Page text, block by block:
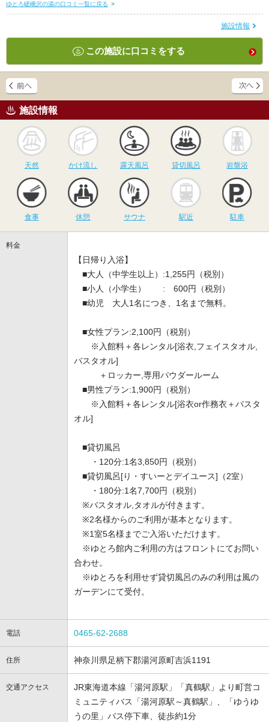
ゆとろ嵯峨沢の湯の口コミ一覧に戻る >
施設情報
この施設に口コミをする
施設情報
天然
かけ流し
かけ流し
露天風呂
露天風呂
貸切風呂
貸切風呂 岩盤浴
食事 休憩
サウナ
サウナ 駅近 駐車
料金
【日帰り入浴】
■大人（中学生以上）:1,255円（税別）
■小人（小学生） : 600円（税別）
■幼児 大人1名につき、1名まで無料。
■女性プラン:2,100円（税別）
※入館料＋各レンタル[浴衣,フェイスタオル,
バスタオル]
＋ロッカー,専用パウダールーム
■男性プラン:1,900円（税別）
※入館料＋各レンタル[浴衣or作務衣＋バスタ
オル]
■貸切風呂
・120分:1名3,850円（税別）
■貸切風呂[り・すいーとデイユース]（2室）
・180分:1名7,700円（税別）
※バスタオル,タオルが付きます。
※2名様からのご利用が基本となります。
※1室5名様までご入浴いただけます。
※ゆとろ館内ご利用の方はフロントにてお問い
合わせ。
※ゆとろを利用せず貸切風呂のみの利用は風の
ガーデンにて受付。
電話 0465-62-2688
住所 神奈川県足柄下郡湯河原町吉浜1191
交通アクセス
JR東海道本線「湯河原駅」「真鶴駅」より町営コ
ミュニティバス「湯河原駅～真鶴駅」、「ゆうゆ
うの里」バス停下車、徒歩約1分